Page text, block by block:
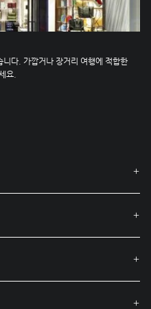
다. 가깝거나 장거리 여행에 적합한
요.